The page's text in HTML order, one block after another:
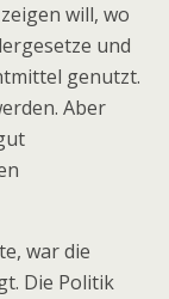
will, wo
und
genutzt.
Aber
war die
Die Politik